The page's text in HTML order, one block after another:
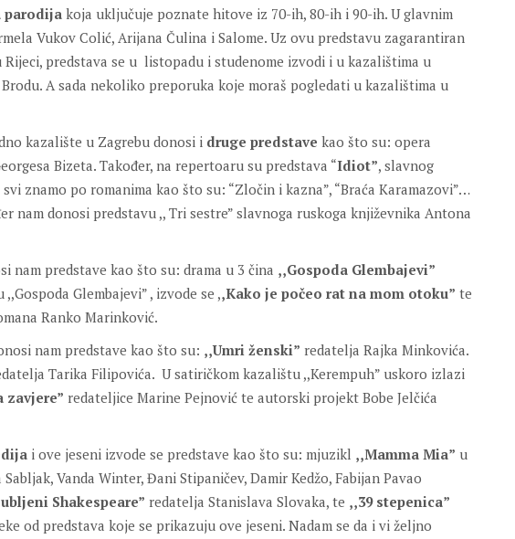
parodijakoja uključuje poznate hitove iz 70-ih, 80-ih i 90-ih. U glavnim
Vukov Colić, Arijana Čulina i Salome. Uz ovu predstavu zagarantiran
Rijeci, predstava se u listopadu i studenome izvodi i u kazalištima u
A sada nekoliko preporuka koje moraš pogledati u kazalištima u
kazalište u Zagrebu donosi i druge predstave kao što su: opera
Bizeta. Također, na repertoaru su predstava “Idiot”, slavnog
znamo po romanima kao što su: “Zločin i kazna”, “Braća Karamazovi”…
nam donosi predstavu ,, Tri sestre” slavnoga ruskoga književnika Antona
nam predstave kao što su: drama u 3 čina ,,Gospoda Glembajevi”
Glembajevi” , izvode se ,,Kako je počeo rat na mom otoku” te
Ranko Marinković.
nam predstave kao što su: ,,Umri ženski” redatelja Rajka Minkovića.
Tarika Filipovića. U satiričkom kazalištu ,,Kerempuh” uskoro izlazi
zavjere” redateljice Marine Pejnović te autorski projekt Bobe Jelčića
i ove jeseni izvode se predstave kao što su: mjuzikl ,,Mamma Mia” u
Vanda Winter, Đani Stipaničev, Damir Kedžo, Fabijan Pavao
Shakespeare” redatelja Stanislava Slovaka, te ,,39 stepenica”
od predstava koje se prikazuju ove jeseni. Nadam se da i vi željno